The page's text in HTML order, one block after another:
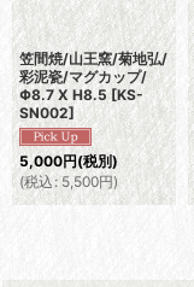
笠間焼/山王窯/菊地弘/
彩泥瓷/マグカップ/
Φ8.7 X H8.5 [KS-
SN002]
5,000円(税別)
(税込: 5,500円)